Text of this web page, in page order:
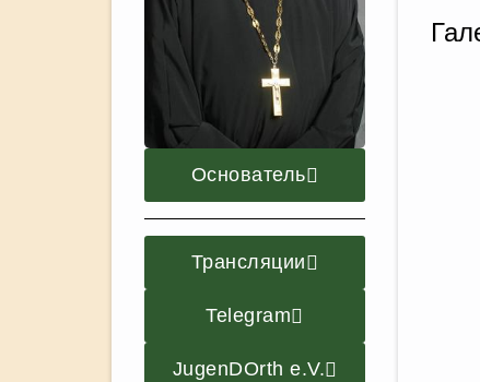
Основатель
Трансляции
Telegram
JugenDOrth e.V.